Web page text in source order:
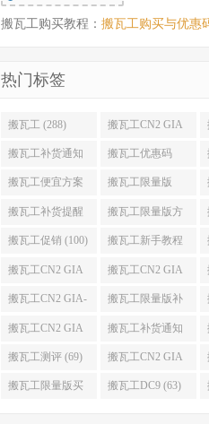
搬瓦工购买教程： 搬瓦工购买与优惠
热门标签
搬瓦工 (288) 搬瓦工CN2 GIA
(176)
搬瓦工补货通知
(132)
搬瓦工优惠码
(131)
搬瓦工便宜方案
(128)
搬瓦工限量版
(126)
搬瓦工补货提醒
(106)
搬瓦工限量版方
案 (106)
搬瓦工促销 (100) 搬瓦工新手教程
(98)
搬瓦工CN2 GIA
便宜方案 (92)
搬瓦工CN2 GIA
限量版 (90)
搬瓦工CN2 GIA-
E限量版 (84)
搬瓦工限量版补
货 (84)
搬瓦工CN2 GIA
优惠 (82)
搬瓦工补货通知
QQ群 (76)
搬瓦工测评 (69) 搬瓦工CN2 GIA
限量版补货 (67)
搬瓦工限量版买 搬瓦工DC9 (63)